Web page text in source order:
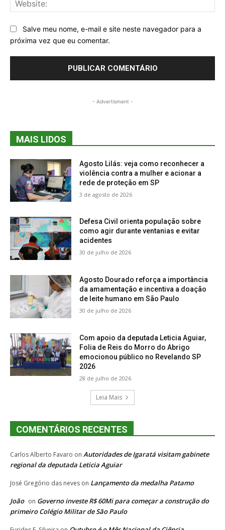
Salve meu nome, e-mail e site neste navegador para a
próxima vez que eu comentar.
- Advertisment -
MAIS LIDOS
Agosto Lilás: veja como reconhecer a
violência contra a mulher e acionar a
rede de proteção em SP
3 de agosto de 2026
Defesa Civil orienta população sobre
como agir durante ventanias e evitar
acidentes
30 de julho de 2026
Agosto Dourado reforça a importância
da amamentação e incentiva a doação
de leite humano em São Paulo
30 de julho de 2026
Com apoio da deputada Leticia Aguiar,
Folia de Reis do Morro do Abrigo
emocionou público no Revelando SP
2026
28 de julho de 2026
Leia Mais
COMENTÁRIOS RECENTES
Carlos Alberto Favaro on Autoridades de Igaratá visitam gabinete
regional da deputada Leticia Aguiar
José Gregório das neves on Lançamento da medalha Patamo
João on Governo investe R$ 60Mi para começar a construção do
primeiro Colégio Militar de São Paulo